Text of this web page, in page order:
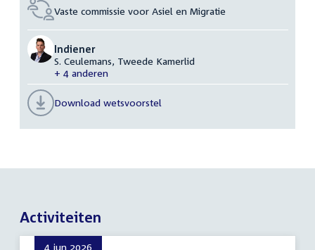
Vaste commissie voor Asiel en Migratie
Indiener
S. Ceulemans, Tweede Kamerlid
+ 4 anderen
Download wetsvoorstel
Activiteiten
4 jun 2026